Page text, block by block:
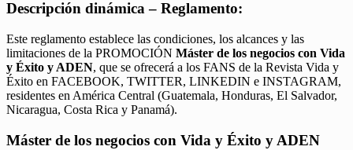
Descripción dinámica – Reglamento:
Este reglamento establece las condiciones, los alcances y las
limitaciones de la PROMOCIÓN Máster de los negocios con Vida
y Éxito y ADEN, que se ofrecerá a los FANS de la Revista Vida y
Éxito en FACEBOOK, TWITTER, LINKEDIN e INSTAGRAM,
residentes en América Central (Guatemala, Honduras, El Salvador,
Nicaragua, Costa Rica y Panamá).
Máster de los negocios con Vida y Éxito y ADEN